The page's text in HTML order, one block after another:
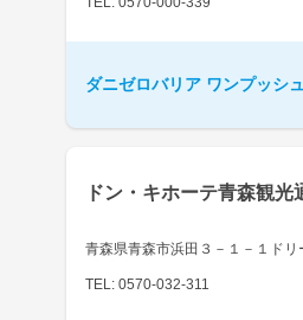
ダニゼロバリア ワンプッシ
ドン・キホーテ青森観光
青森県青森市浜田３－１－１ドリ
TEL: 0570-032-311